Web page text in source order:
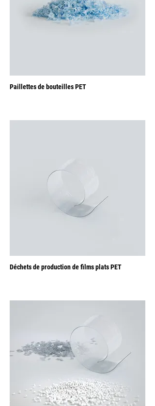
Paillettes de bouteilles PET
Déchets de production de films plats PET